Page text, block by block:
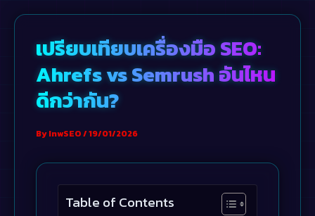
contentเปรียบเทียบเครื่องมือ SEO:
Ahrefs vs Semrush อันไหน
ดีกว่ากัน?
ByInwSEO/19/01/2026
Table of Contents